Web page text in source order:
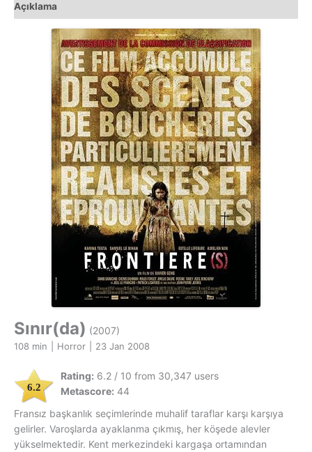
Açıklama
Sınır(da) (2007)
108 min Horror 23 Jan 2008
6.2
Rating: 6.2 / 10 from 30,347 users
Metascore: 44
Fransız başkanlık seçimlerinde muhalif taraflar karşı karşıya
gelirler. Varoşlarda ayaklanma çıkmış, her köşede alevler
yükselmektedir. Kent merkezindeki kargaşa ortamından